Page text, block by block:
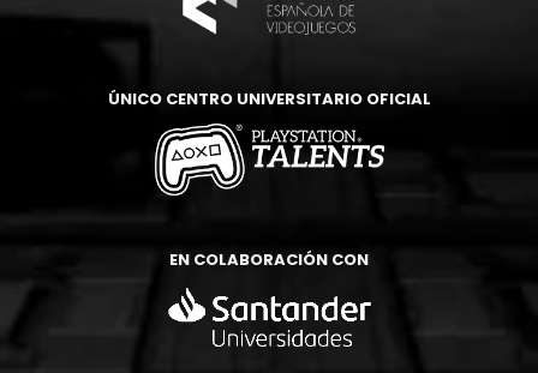
ÚNICO CENTRO UNIVERSITARIO OFICIAL
EN COLABORACIÓN CON